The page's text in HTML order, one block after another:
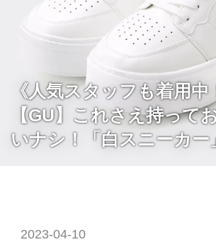
《人気スタッフも着用中
【GU】これさえ持って
いナシ！「白スニーカー
2023-04-10